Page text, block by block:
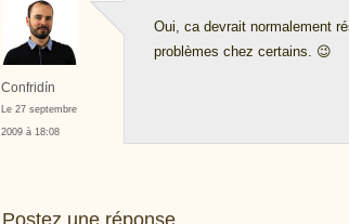
Confridín
Le 27 septembre
2009 à 18:08
Oui, ca devrait normalement
problèmes chez certains. 😉